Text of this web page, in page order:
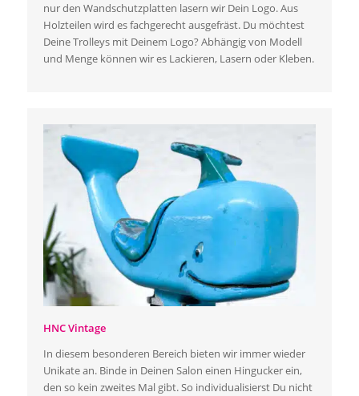
nur den Wandschutzplatten lasern wir Dein Logo. Aus
Holzteilen wird es fachgerecht ausgefräst. Du möchtest
Deine Trolleys mit Deinem Logo? Abhängig von Modell
und Menge können wir es Lackieren, Lasern oder Kleben.
HNC Vintage
In diesem besonderen Bereich bieten wir immer wieder
Unikate an. Binde in Deinen Salon einen Hingucker ein,
den so kein zweites Mal gibt. So individualisierst Du nicht